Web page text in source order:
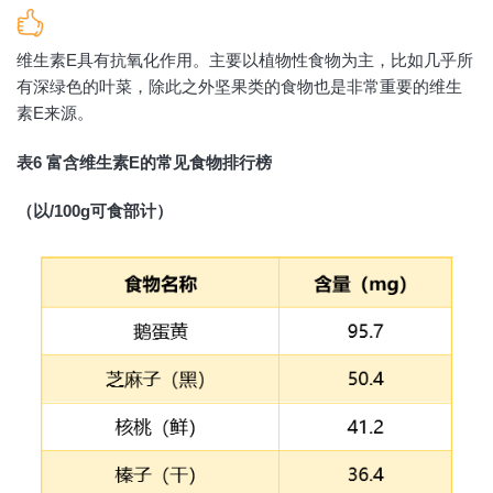
维生素E具有抗氧化作用。主要以植物性食物为主，比如几乎所
有深绿色的叶菜，除此之外坚果类的食物也是非常重要的维生
素E来源。
表6 富含维生素E的常见食物排行榜
（以/100g可食部计）